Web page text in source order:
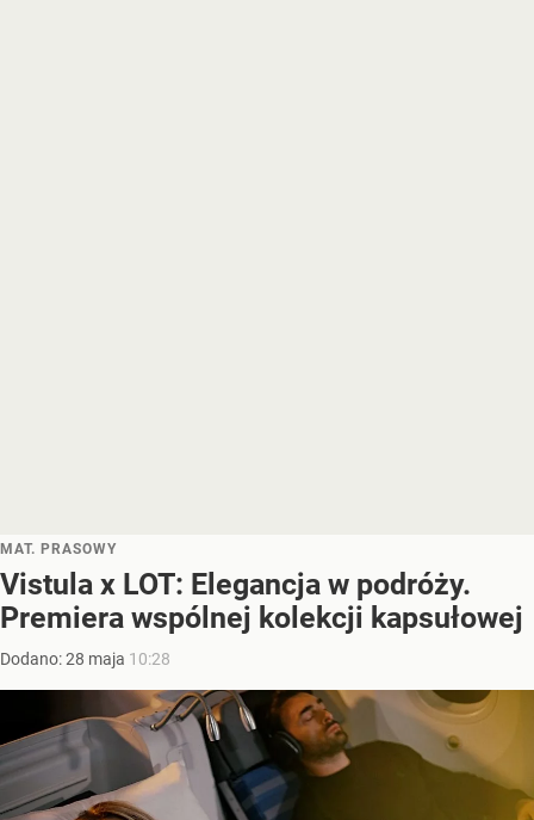
MAT. PRASOWY
Vistula x LOT: Elegancja w podróży.
Premiera wspólnej kolekcji kapsułowej
Dodano:28 maja 10:28